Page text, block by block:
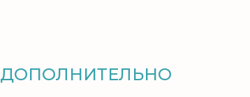
ДОПОЛНИТЕЛЬНО